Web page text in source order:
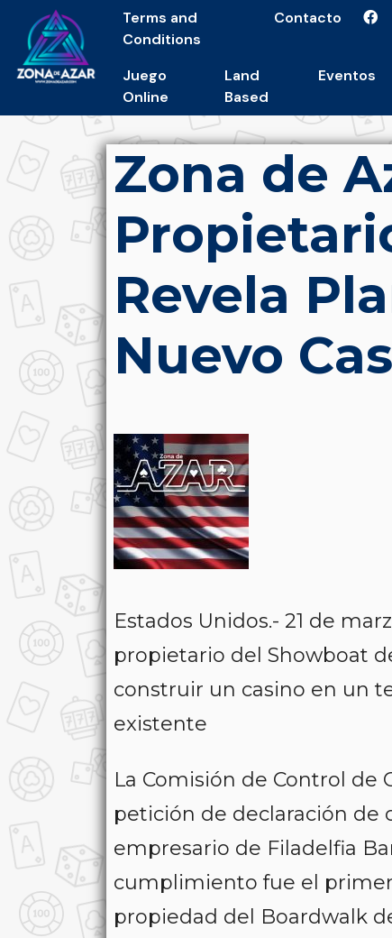
Terms and
Conditions
Contacto
Juego
Online
Land
Based
Eventos
Zona de
Revela
Nuevo
Estados Unidos.- 21 de
propietario del Showboat
construir un casino en un
existente
La Comisión de Control de
petición de declaración de
empresario de Filadelfia
cumplimiento fue el
propiedad del Boardwalk